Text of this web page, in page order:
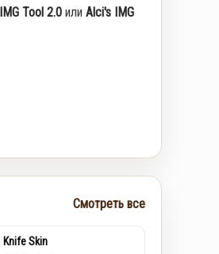
IMG Tool 2.0или Alci's IMG
Смотреть все
Knife Skin